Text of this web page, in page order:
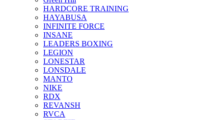
HARDCORE TRAINING
HAYABUSA
INFINITE FORCE
INSANE
LEADERS BOXING
LEGION
LONESTAR
LONSDALE
MANTO
NIKE
RDX
REVANSH
RVCA